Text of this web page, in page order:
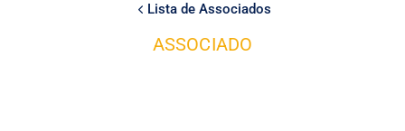
Lista de Associados
ASSOCIADO